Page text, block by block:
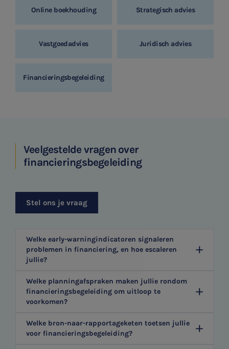
Online boekhouding Strategisch advies
Vastgoedadvies Juridisch advies
Financieringsbegeleiding
Veelgestelde vragen over
financieringsbegeleiding
Stel ons je vraag
Welke early-warningindicatoren signaleren
problemen in financiering, en hoe escaleren
jullie?
Welke planningafspraken maken jullie rondom
financieringsbegeleiding om uitloop te
voorkomen?
Welke bron-naar-rapportageketen toetsen jullie
voor financieringsbegeleiding?